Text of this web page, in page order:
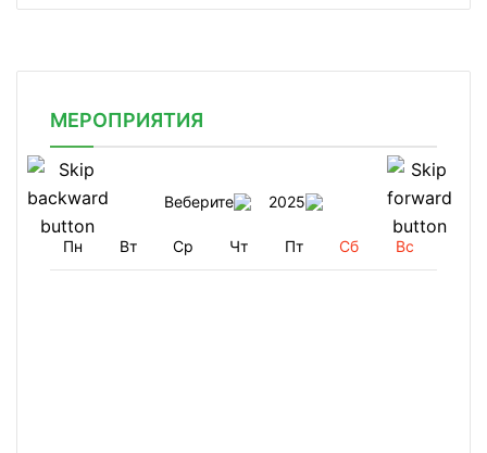
МЕРОПРИЯТИЯ
Веберите 2025
Пн Вт Ср Чт Пт Сб Вс